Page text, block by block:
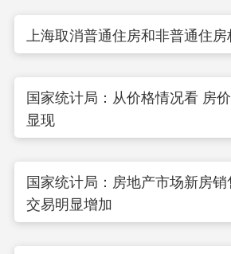
上海取消普通住房和非普通住房
国家统计局：从价格情况看 房
显现
国家统计局：房地产市场新房
交易明显增加